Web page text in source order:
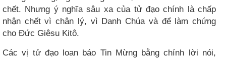
chết. Nhưng ý nghĩa sâu xa của tử đạo chính là chấp
nhận chết vì chân lý, vì Danh Chúa và để làm chứng
cho Đức Giêsu Kitô.
Các vị tử đạo loan báo Tin Mừng bằng chính lời nói,